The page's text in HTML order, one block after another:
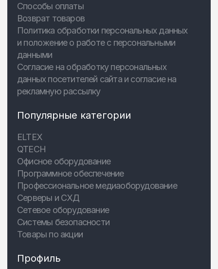
Способы оплаты
Возврат товаров
Политика обработки персональных данных
и положение о работе с персональными
данными
Согласие на обработку персональных
данных посетителей сайта и согласие на
рекламную рассылку
Популярные категории
ELTEX
QTECH
Офисное оборудование
Программное обеспечение
Профессиональное медиаоборудование
Серверы и СХД
Сетевое оборудование
Системы безопасности
Товары по акции
Профиль